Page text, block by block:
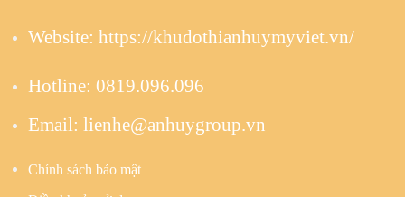
Website: https://khudothianhuymyviet.vn/
Hotline: 0819.096.096
Email: lienhe@anhuygroup.vn
Chính sách bảo mật